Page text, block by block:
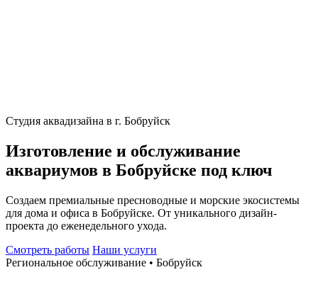
Студия аквадизайна в г. Бобруйск
Изготовление и обслуживание
аквариумов в Бобруйске под ключ
Создаем премиальные пресноводные и морские экосистемы
для дома и офиса в Бобруйске. От уникального дизайн-
проекта до еженедельного ухода.
Смотреть работы Наши услуги
Региональное обслуживание • Бобруйск